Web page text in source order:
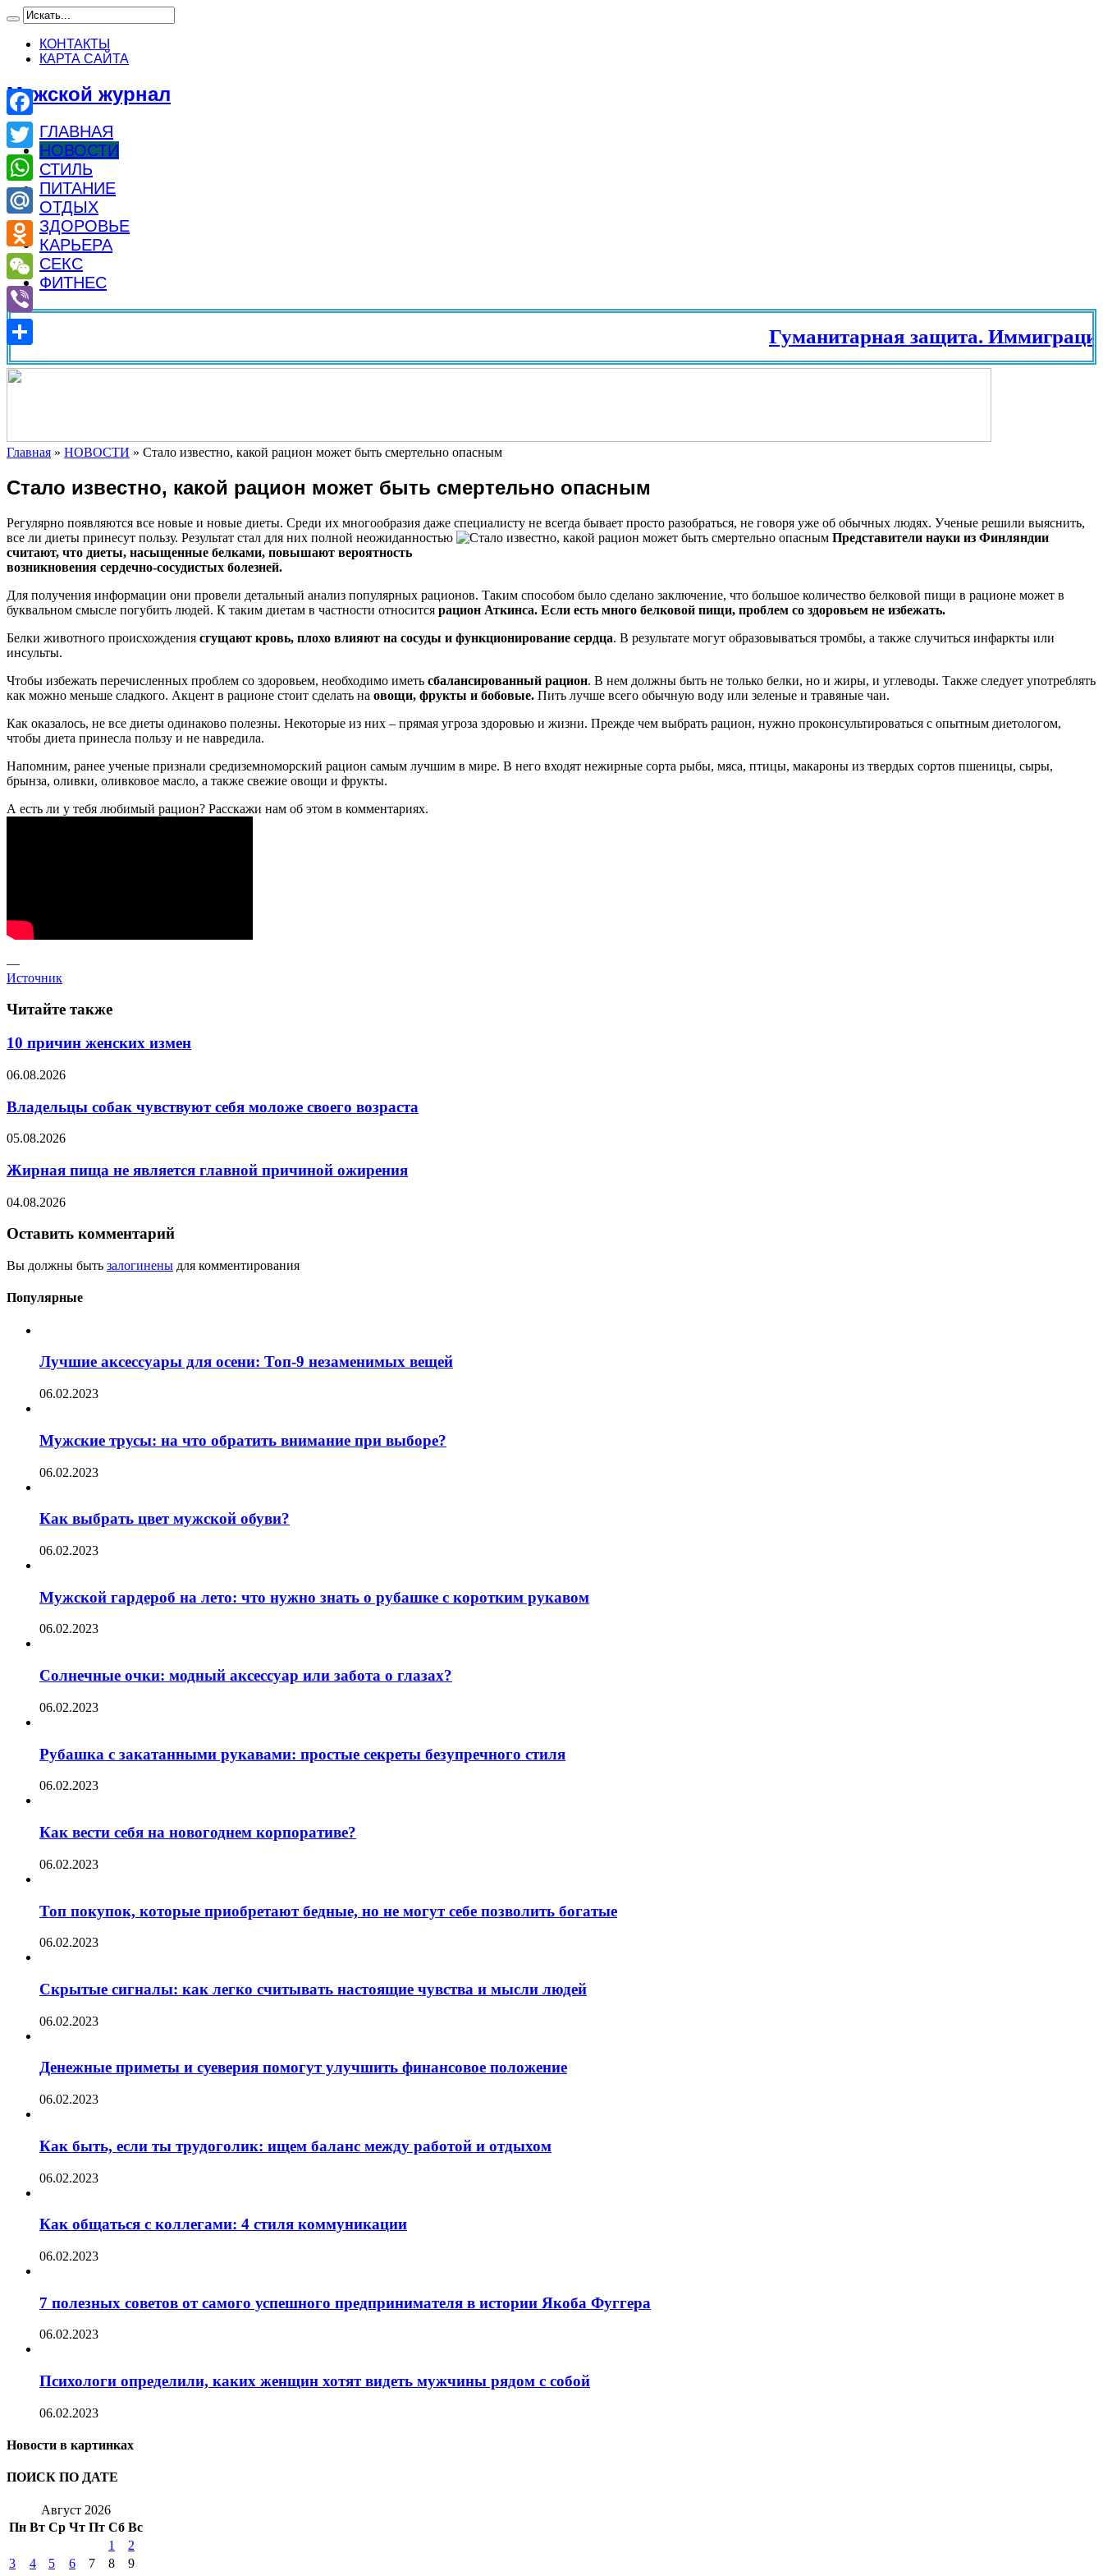
КОНТАКТЫ
КАРТА САЙТА
Мужской журнал
ГЛАВНАЯ
НОВОСТИ
СТИЛЬ
ПИТАНИЕ
ОТДЫХ
ЗДОРОВЬЕ
КАРЬЕРА
СЕКС
ФИТНЕС
Гуманитарная защита.
Главная » НОВОСТИ » Стало известно, какой рацион может быть смертельно опасным
Стало известно, какой рацион может быть смертельно опасным
Регулярно появляются все новые и новые диеты. Среди их многообразия даже специалисту не всегда бывает просто разобраться, не говоря уже об обычных людях. Ученые решили выяснить,
все ли диеты принесут пользу. Результат стал для них полной неожиданностью
Представители науки из Финляндии
считают, что диеты, насыщенные белками, повышают вероятность
возникновения сердечно-сосудистых болезней.
Для получения информации они провели детальный анализ популярных рационов. Таким способом было сделано заключение, что большое количество белковой пищи в рационе может в
буквальном смысле погубить людей. К таким диетам в частности относится рацион Аткинса. Если есть много белковой пищи, проблем со здоровьем не избежать.
Белки животного происхождения сгущают кровь, плохо влияют на сосуды и функционирование сердца. В результате могут образовываться тромбы, а также случиться инфаркты или
инсульты.
Чтобы избежать перечисленных проблем со здоровьем, необходимо иметь сбалансированный рацион. В нем должны быть не только белки, но и жиры, и углеводы. Также следует употреблять
как можно меньше сладкого. Акцент в рационе стоит сделать на овощи, фрукты и бобовые. Пить лучше всего обычную воду или зеленые и травяные чаи.
Как оказалось, не все диеты одинаково полезны. Некоторые из них – прямая угроза здоровью и жизни. Прежде чем выбрать рацион, нужно проконсультироваться с опытным диетологом,
чтобы диета принесла пользу и не навредила.
Напомним, ранее ученые признали средиземноморский рацион самым лучшим в мире. В него входят нежирные сорта рыбы, мяса, птицы, макароны из твердых сортов пшеницы, сыры,
брынза, оливки, оливковое масло, а также свежие овощи и фрукты.
А есть ли у тебя любимый рацион? Расскажи нам об этом в комментариях.
—
Источник
Читайте также
10 причин женских измен
06.08.2026
Владельцы собак чувствуют себя моложе своего возраста
05.08.2026
Жирная пища не является главной причиной ожирения
04.08.2026
Оставить комментарий
Вы должны быть залогинены для комментирования
Популярные
Лучшие аксессуары для осени: Топ-9 незаменимых вещей
06.02.2023
Мужские трусы: на что обратить внимание при выборе?
06.02.2023
Как выбрать цвет мужской обуви?
06.02.2023
Мужской гардероб на лето: что нужно знать о рубашке с коротким рукавом
06.02.2023
Солнечные очки: модный аксессуар или забота о глазах?
06.02.2023
Рубашка с закатанными рукавами: простые секреты безупречного стиля
06.02.2023
Как вести себя на новогоднем корпоративе?
06.02.2023
Топ покупок, которые приобретают бедные, но не могут себе позволить богатые
06.02.2023
Скрытые сигналы: как легко считывать настоящие чувства и мысли людей
06.02.2023
Денежные приметы и суеверия помогут улучшить финансовое положение
06.02.2023
Как быть, если ты трудоголик: ищем баланс между работой и отдыхом
06.02.2023
Как общаться с коллегами: 4 стиля коммуникации
06.02.2023
7 полезных советов от самого успешного предпринимателя в истории Якоба Фуггера
06.02.2023
Психологи определили, каких женщин хотят видеть мужчины рядом с собой
06.02.2023
Новости в картинках
ПОИСК ПО ДАТЕ
Август 2026
Пн Вт Ср Чт Пт Сб Вс
1
2
3
4 5 6 7 8
9
Facebook
Twitter
WhatsApp
Mail.Ru
Odnoklassniki
WeChat
Viber
Отправить